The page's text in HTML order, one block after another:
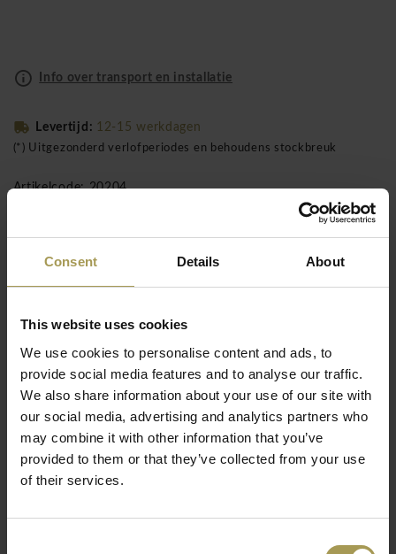
Consent Details About
This website uses cookies
We use cookies to personalise content and ads, to
provide social media features and to analyse our traffic.
We also share information about your use of our site with
our social media, advertising and analytics partners who
may combine it with other information that you’ve
provided to them or that they’ve collected from your use
of their services.
Info over transport en installatie
Levertijd: 12-15 werkdagen
(*) Uitgezonderd verlofperiodes en behoudens stockbreuk
Artikelcode: 20204
Montage inclusief vanaf €1500 ( enkel voor de
Kartell One More please barkruk: Om
ontspannen een cocktail aan de bar te genieten,
heeft u een comfortabele barkruk nodig die
goed is voor de rug.
Ontwerp:Philippe Starck voor Kartell 2012
Maten:65/75h x 38b x 46d cm
Materiaal:Polycarbonaat